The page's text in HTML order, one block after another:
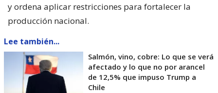
y ordena aplicar restricciones para fortalecer la
producción nacional.
Lee también...
Salmón, vino, cobre: Lo que se verá
afectado y lo que no por arancel
de 12,5% que impuso Trump a
Chile